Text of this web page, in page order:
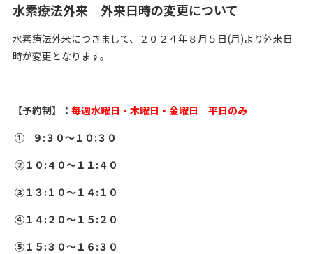
水素療法外来 外来日時の変更について
水素療法外来につきまして、２０２４年８月５日(月)より外来日
時が変更となります。
【予約制】： 毎週水曜日・木曜日・金曜日 平日のみ
① ９:３０～１０:３０
②１０:４０～１１:４０
③１３:１０～１４:１０
④１４:２０～１５:２０
⑤１５:３０～１６:３０